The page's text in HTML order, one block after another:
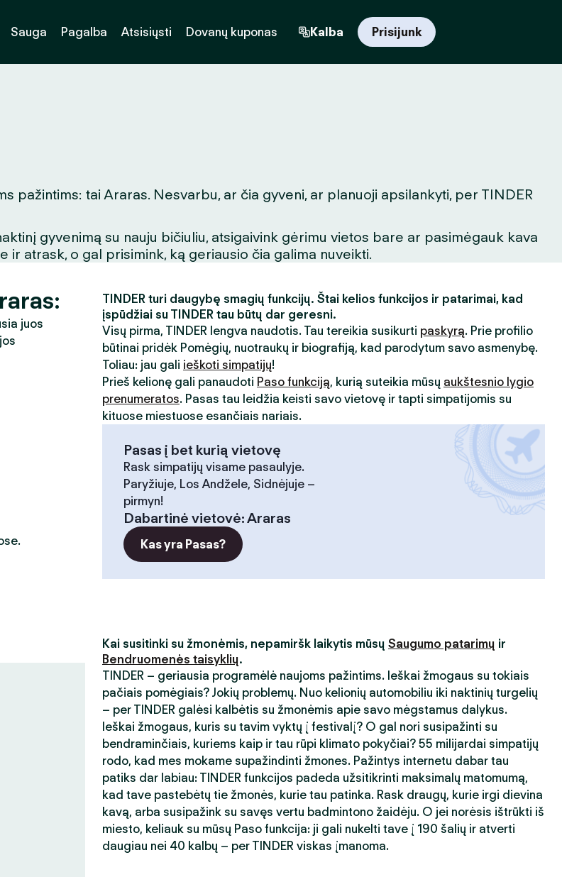
Sauga Pagalba Atsisiųsti Dovanų kuponas Kalba Prisijunk
pažintims: tai Araras. Nesvarbu, ar čia gyveni, ar planuoji apsilankyti, per TINDER
gyvenimą su nauju bičiuliu, atsigaivink gėrimu vietos bare ar pasimėgauk kava
atrask, o gal prisimink, ką geriausio čia galima nuveikti.
juos
TINDER turi daugybę smagių funkcijų. Štai kelios funkcijos ir patarimai, kad
įspūdžiai su TINDER tau būtų dar geresni.
Visų pirma, TINDER lengva naudotis. Tau tereikia susikurti paskyrą. Prie profilio
būtinai pridėk Pomėgių, nuotraukų ir biografiją, kad parodytum savo asmenybę.
Toliau: jau gali ieškoti simpatijų!
Prieš kelionę gali panaudoti Paso funkciją, kurią suteikia mūsų aukštesnio lygio
prenumeratos. Pasas tau leidžia keisti savo vietovę ir tapti simpatijomis su
kituose miestuose esančiais nariais.
Pasas į bet kurią vietovę
Rask simpatijų visame pasaulyje.
Paryžiuje, Los Andžele, Sidnėjuje –
pirmyn!
Dabartinė vietovė:Araras
Kas yra Pasas?
Kai susitinki su žmonėmis, nepamiršk laikytis mūsų Saugumo patarimų ir
Bendruomenės taisyklių.
TINDER – geriausia programėlė naujoms pažintims. Ieškai žmogaus su tokiais
pačiais pomėgiais? Jokių problemų. Nuo kelionių automobiliu iki naktinių turgelių
– per TINDER galėsi kalbėtis su žmonėmis apie savo mėgstamus dalykus.
Ieškai žmogaus, kuris su tavim vyktų į festivalį? O gal nori susipažinti su
bendraminčiais, kuriems kaip ir tau rūpi klimato pokyčiai? 55 milijardai simpatijų
rodo, kad mes mokame supažindinti žmones. Pažintys internetu dabar tau
patiks dar labiau: TINDER funkcijos padeda užsitikrinti maksimalų matomumą,
kad tave pastebėtų tie žmonės, kurie tau patinka. Rask draugų, kurie irgi dievina
kavą, arba susipažink su savęs vertu badmintono žaidėju. O jei norėsis ištrūkti iš
miesto, keliauk su mūsų Paso funkcija: ji gali nukelti tave į 190 šalių ir atverti
daugiau nei 40 kalbų – per TINDER viskas įmanoma.